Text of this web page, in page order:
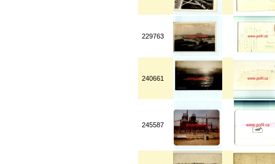
229763
240661
245587